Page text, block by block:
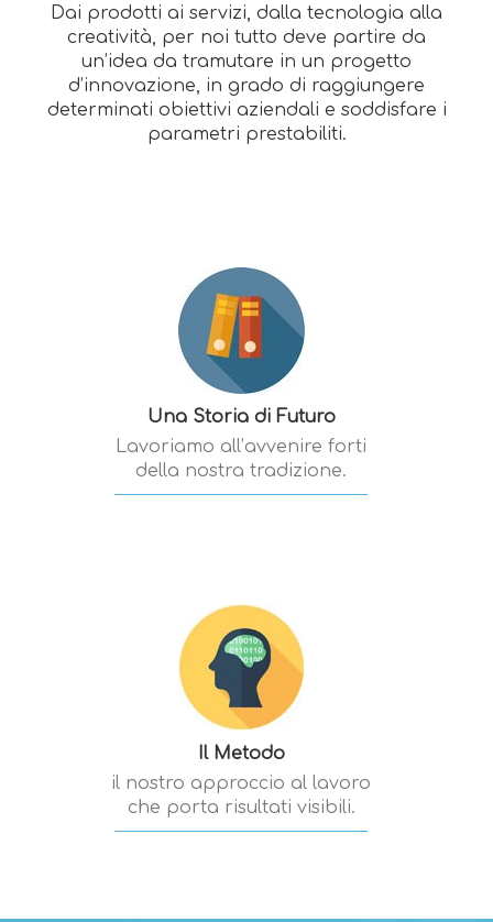
Dai prodotti ai servizi, dalla tecnologia alla
creatività, per noi tutto deve partire da
un’idea da tramutare in un progetto
d’innovazione, in grado di raggiungere
determinati obiettivi aziendali e soddisfare i
parametri prestabiliti.
Una Storia di Futuro
Lavoriamo all’avvenire forti
della nostra tradizione.
Il Metodo
il nostro approccio al lavoro
che porta risultati visibili.